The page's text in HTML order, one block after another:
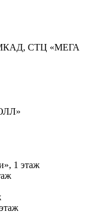
МКАД, СТЦ «МЕГА
1 этаж